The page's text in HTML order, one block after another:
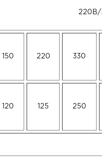
220В/
150 220 330
120 125 250